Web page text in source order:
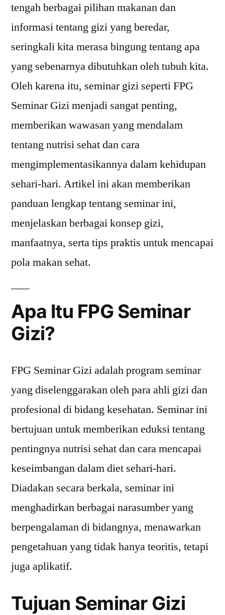
tengah berbagai pilihan makanan dan
informasi tentang gizi yang beredar,
seringkali kita merasa bingung tentang apa
yang sebenarnya dibutuhkan oleh tubuh kita.
Oleh karena itu, seminar gizi seperti FPG
Seminar Gizi menjadi sangat penting,
memberikan wawasan yang mendalam
tentang nutrisi sehat dan cara
mengimplementasikannya dalam kehidupan
sehari-hari. Artikel ini akan memberikan
panduan lengkap tentang seminar ini,
menjelaskan berbagai konsep gizi,
manfaatnya, serta tips praktis untuk mencapai
pola makan sehat.
Apa Itu FPG Seminar
Gizi?
FPG Seminar Gizi adalah program seminar
yang diselenggarakan oleh para ahli gizi dan
profesional di bidang kesehatan. Seminar ini
bertujuan untuk memberikan eduksi tentang
pentingnya nutrisi sehat dan cara mencapai
keseimbangan dalam diet sehari-hari.
Diadakan secara berkala, seminar ini
menghadirkan berbagai narasumber yang
berpengalaman di bidangnya, menawarkan
pengetahuan yang tidak hanya teoritis, tetapi
juga aplikatif.
Tujuan Seminar Gizi